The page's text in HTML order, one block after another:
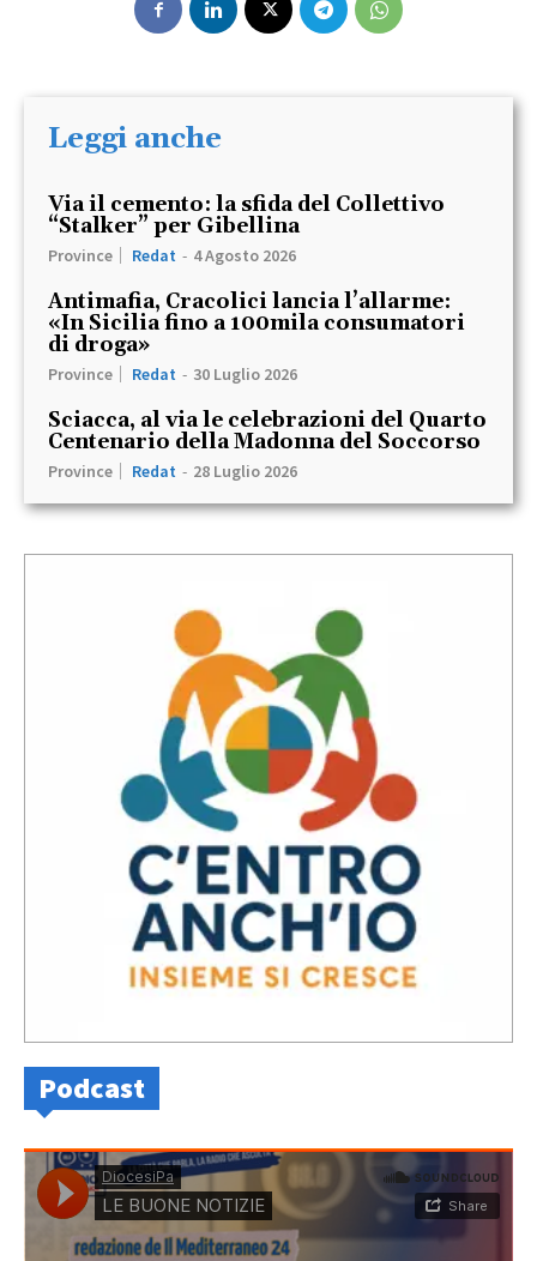
Leggi anche
Via il cemento: la sfida del Collettivo
“Stalker” per Gibellina
Province Redat - 4 Agosto 2026
Antimafia, Cracolici lancia l’allarme:
«In Sicilia fino a 100mila consumatori
di droga»
Province Redat - 30 Luglio 2026
Sciacca, al via le celebrazioni del Quarto
Centenario della Madonna del Soccorso
Province Redat - 28 Luglio 2026
Podcast